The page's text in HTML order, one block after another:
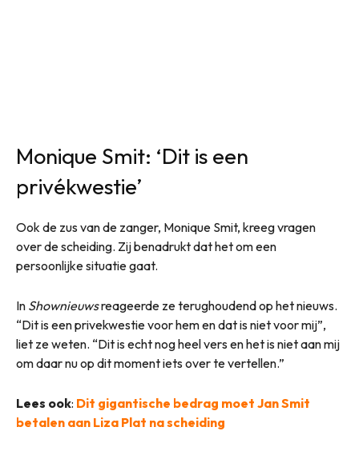
Monique Smit: ‘Dit is een
privékwestie’
Ook de zus van de zanger, Monique Smit, kreeg vragen
over de scheiding. Zij benadrukt dat het om een
persoonlijke situatie gaat.
In Shownieuwsreageerde ze terughoudend op het nieuws.
“Dit is een privekwestie voor hem en dat is niet voor mij”,
liet ze weten. “Dit is echt nog heel vers en het is niet aan mij
om daar nu op dit moment iets over te vertellen.”
Lees ook: Dit gigantische bedrag moet Jan Smit
betalen aan Liza Plat na scheiding